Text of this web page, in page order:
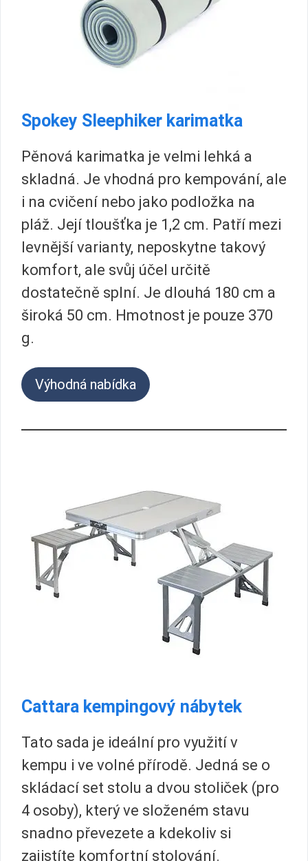
Spokey Sleephiker karimatka
Pěnová karimatka je velmi lehká a
skladná. Je vhodná pro kempování, ale
i na cvičení nebo jako podložka na
pláž. Její tloušťka je 1,2 cm. Patří mezi
levnější varianty, neposkytne takový
komfort, ale svůj účel určitě
dostatečně splní. Je dlouhá 180 cm a
široká 50 cm. Hmotnost je pouze 370
g.
Výhodná nabídka
Cattara kempingový nábytek
Tato sada je ideální pro využití v
kempu i ve volné přírodě. Jedná se o
skládací set stolu a dvou stoliček (pro
4 osoby), který ve složeném stavu
snadno převezete a kdekoliv si
zajistíte komfortní stolování.